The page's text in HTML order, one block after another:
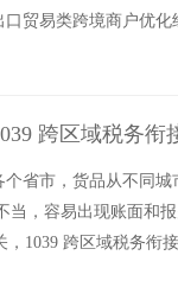
贸易类跨境商户优化
跨区域税务衔
省市，货品从不同
当，容易出现账面和
1039 跨区域税务衔